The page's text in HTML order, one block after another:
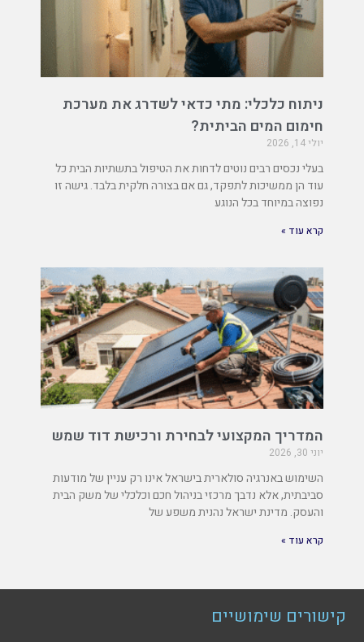
ניתוח כלכלי: מתי כדאי לשדרג את מערכת
חימום המים הביתית?
יולי 14, 2026
בעלי נכסים רבים נוטים לדחות את הטיפול בתשתיות הבית כל
עוד הן ממשיכות לתפקד, גם אם בצורה חלקית בלבד. גישה זו
נפוצה במיוחד בכל הנוגע
קרא עוד »
המדריך המקצועי לבחירת ורכישת דוד שמש
יוני 30, 2026
השימוש באנרגיה סולארית בישראל אינו רק עניין של מודעות
סביבתית, אלא נדבך מרכזי בניהול חכם וכלכלי של משק הבית
והעסק. מדינת ישראל נהנית משפע של
קרא עוד »
קישורים שימושיים